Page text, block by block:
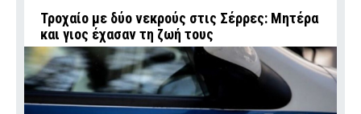
Τροχαίο με δύο νεκρούς στις Σέρρες: Μητέρα
και γιος έχασαν τη ζωή τους